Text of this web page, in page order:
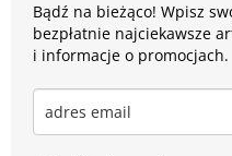
Bądź na bieżąco! Wpisz
bezpłatnie najciekawsze
i informacje o promocjach.